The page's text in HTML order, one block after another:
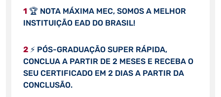
1 🏆 NOTA MÁXIMA MEC, SOMOS A MELHOR
INSTITUIÇÃO EAD DO BRASIL!
2⚡ PÓS-GRADUAÇÃO SUPER RÁPIDA,
CONCLUA A PARTIR DE 2 MESES E RECEBA O
SEU CERTIFICADO EM 2 DIAS A PARTIR DA
CONCLUSÃO.